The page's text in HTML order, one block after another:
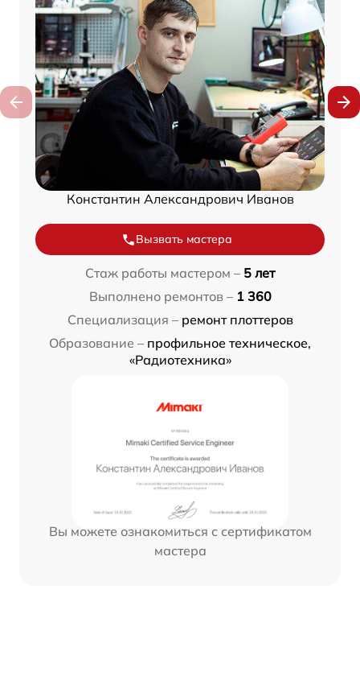
Константин Александрович Иванов
Вызвать мастера
Стаж работы мастером – 5 лет
Выполнено ремонтов – 1 360
Специализация – ремонт плоттеров
Образование – профильное техническое,
«Радиотехника»
Вы можете ознакомиться с сертификатом
мастера